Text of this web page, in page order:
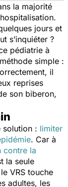
la majorité
jours et
s’inquiéter ?
pédiatrie à
simple :
il
reprises
son biberon,
solution : limiter
. Car à
contre la
la seule
VRS touche
adultes, les